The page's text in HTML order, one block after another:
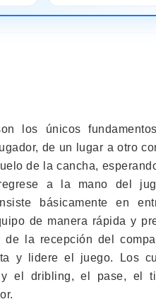
los únicos
de un lugar a otro
de la cancha,
a la mano del
básicamente en
de manera rápida y
la recepción del
y lidere el juego. Los
el dribling, el pase, el